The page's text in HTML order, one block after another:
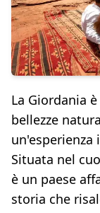
La Giordania
bellezze
Situata nel
è un paese
storia che